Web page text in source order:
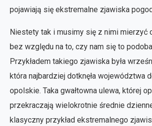
pojawiają się ekstremalne zjawiska
Niestety tak i musimy się z nimi mierzyć
bez względu na to, czy nam się to
Przykładem takiego zjawiska była
która najbardziej dotknęła województwa
opolskie. Taka gwałtowna ulewa, której
przekraczają wielokrotnie średnie
klasyczny przykład ekstremalnego